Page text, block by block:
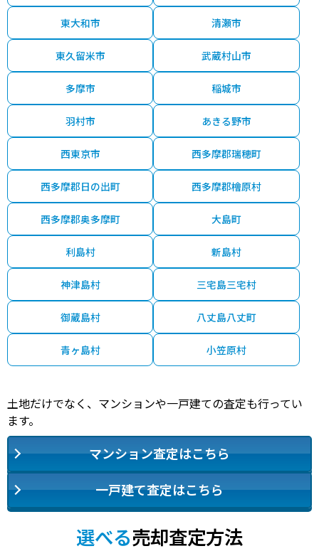
東大和市 清瀬市
東久留米市 武蔵村山市
多摩市 稲城市
羽村市 あきる野市
西東京市 西多摩郡瑞穂町
西多摩郡日の出町 西多摩郡檜原村
西多摩郡奥多摩町 大島町
利島村 新島村
神津島村 三宅島三宅村
御蔵島村 八丈島八丈町
青ヶ島村 小笠原村
土地だけでなく、マンションや一戸建ての査定も行ってい
ます。
マンション査定はこちら
一戸建て査定はこちら
選べる売却査定方法